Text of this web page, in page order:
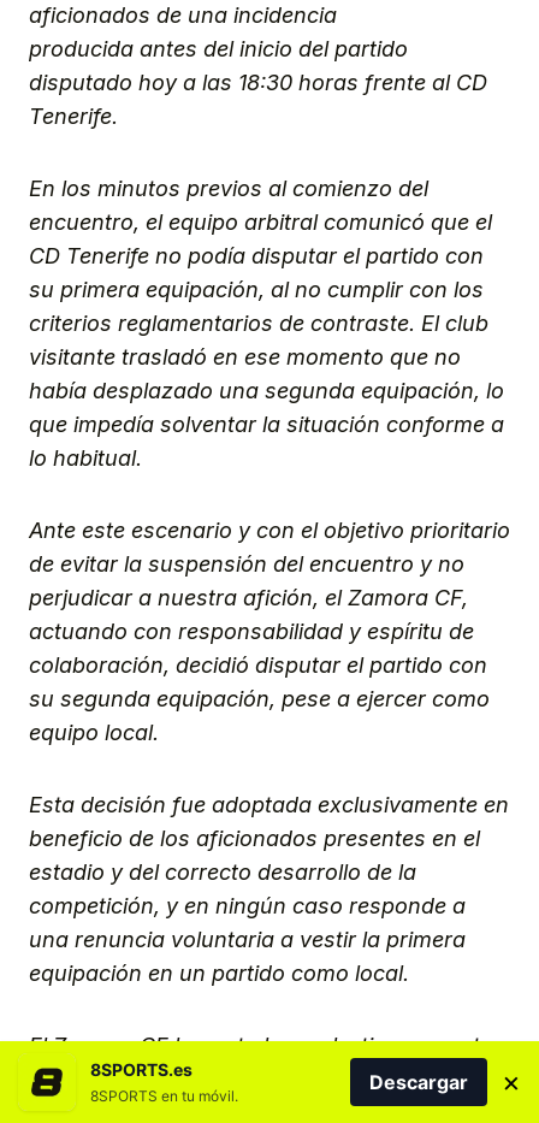
aficionados de una incidencia
producida antes del inicio del partido
disputado hoy a las 18:30 horas frente al CD
Tenerife.
En los minutos previos al comienzo del
encuentro, el equipo arbitral comunicó que el
CD Tenerife no podía disputar el partido con
su primera equipación, al no cumplir con los
criterios reglamentarios de contraste. El club
visitante trasladó en ese momento que no
había desplazado una segunda equipación, lo
que impedía solventar la situación conforme a
lo habitual.
Ante este escenario y con el objetivo prioritario
de evitar la suspensión del encuentro y no
perjudicar a nuestra afición, el Zamora CF,
actuando con responsabilidad y espíritu de
colaboración, decidió disputar el partido con
su segunda equipación, pese a ejercer como
equipo local.
Esta decisión fue adoptada exclusivamente en
beneficio de los aficionados presentes en el
estadio y del correcto desarrollo de la
competición, y en ningún caso responde a
una renuncia voluntaria a vestir la primera
equipación en un partido como local.
El Zamora CF lamenta las molestias que esta
circunstancia ajena a su voluntad haya
podido generar y agradece la comprensión de
8SPORTS.es
8SPORTS en tu móvil.
Descargar ×